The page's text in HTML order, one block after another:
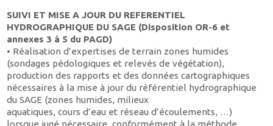
SUIVI ET MISE A JOUR DU REFERENTIEL
HYDROGRAPHIQUE DU SAGE (Disposition OR-6 et
annexes 3 à 5 du PAGD)
• Réalisation d’expertises de terrain zones humides
(sondages pédologiques et relevés de végétation),
production des rapports et des données cartographiques
nécessaires à la mise à jour du référentiel hydrographique
du SAGE (zones humides, milieux
aquatiques, cours d’eau et réseau d’écoulements, …)
lorsque jugé nécessaire, conformément à la méthode